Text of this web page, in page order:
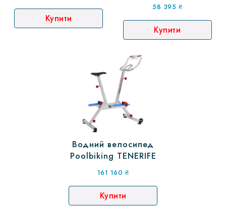
Купити
58 395 ₴
Купити
Водний велосипед
Poolbiking TENERIFE
161 160 ₴
Купити